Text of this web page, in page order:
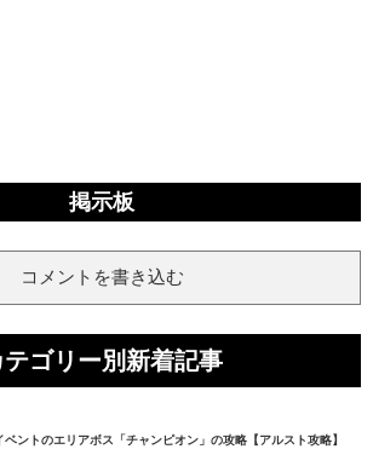
掲示板
コメントを書き込む
テゴリー別新着記事
ベントのエリアボス「チャンピオン」の攻略【アルスト攻略】